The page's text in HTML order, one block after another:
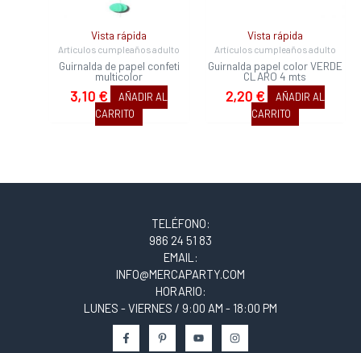
Vista rápida
Artículos cumpleaños adulto
Guirnalda de papel confeti
multicolor
3,10 €
AÑADIR AL
CARRITO
Vista rápida
Artículos cumpleaños adulto
Guirnalda papel color VERDE
CLARO 4 mts
2,20 €
AÑADIR AL
CARRITO
TELÉFONO:
986 24 51 83
EMAIL:
INFO@MERCAPARTY.COM
HORARIO:
LUNES - VIERNES / 9:00 AM - 18:00 PM